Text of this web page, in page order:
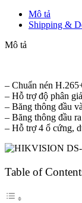
Mô tả
Shipping &
Mô tả
– Chuẩn nén
– Hỗ trợ độ phân
– Băng thông đầu
– Băng thông đầu
– Hỗ trợ 4 ổ cứng,
Table of